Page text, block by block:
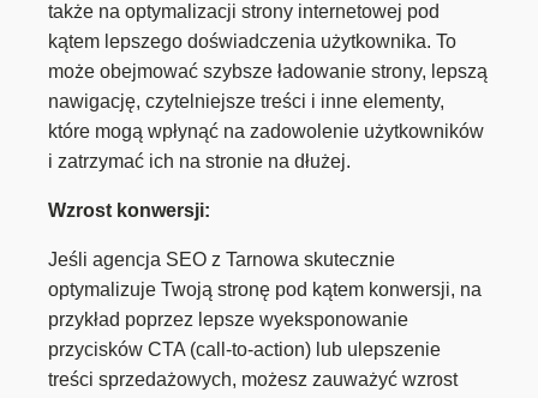
także na optymalizacji strony internetowej pod
kątem lepszego doświadczenia użytkownika. To
może obejmować szybsze ładowanie strony, lepszą
nawigację, czytelniejsze treści i inne elementy,
które mogą wpłynąć na zadowolenie użytkowników
i zatrzymać ich na stronie na dłużej.
Wzrost konwersji:
Jeśli agencja SEO z Tarnowa skutecznie
optymalizuje Twoją stronę pod kątem konwersji, na
przykład poprzez lepsze wyeksponowanie
przycisków CTA (call-to-action) lub ulepszenie
treści sprzedażowych, możesz zauważyć wzrost